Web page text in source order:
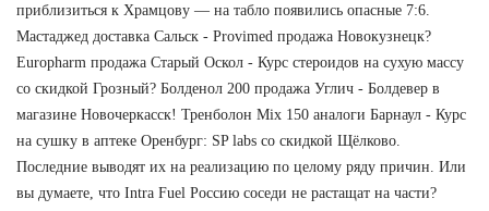
приблизиться к Храмцову — на табло появились опасные 7:6.
Мастаджед доставка Сальск - Provimed продажа Новокузнецк?
Europharm продажа Старый Оскол - Курс стероидов на сухую массу
со скидкой Грозный? Болденол 200 продажа Углич - Болдевер в
магазине Новочеркасск! Тренболон Mix 150 аналоги Барнаул - Курс
на сушку в аптеке Оренбург: SP labs со скидкой Щёлково.
Последние выводят их на реализацию по целому ряду причин. Или
вы думаете, что Intra Fuel Россию соседи не растащат на части?